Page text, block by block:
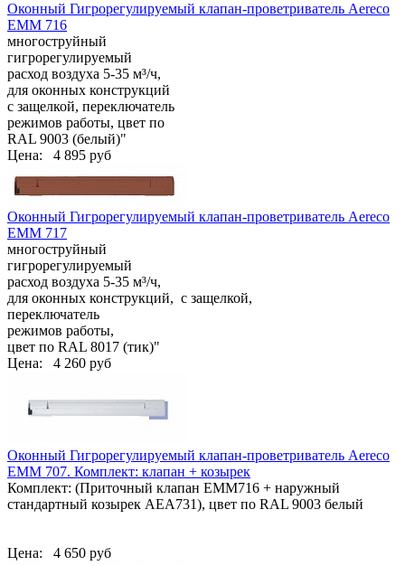
Оконный Гигрорегулируемый клапан-проветриватель Aereco
EMM 716
многоструйный
гигрорегулируемый
расход воздуха 5-35 м³/ч,
для оконных конструкций
с защелкой, переключатель
режимов работы, цвет по
RAL 9003 (белый)"
Цена: 4 895 руб
Оконный Гигрорегулируемый клапан-проветриватель Aereco
EMM 717
многоструйный
гигрорегулируемый
расход воздуха 5-35 м³/ч,
для оконных конструкций, с защелкой,
переключатель
режимов работы,
цвет по RAL 8017 (тик)"
Цена: 4 260 руб
Оконный Гигрорегулируемый клапан-проветриватель Aereco
EMM 707. Комплект: клапан + козырек
Комплект: (Приточный клапан ЕММ716 + наружный
стандартный козырек АЕА731), цвет по RAL 9003 белый
Цена: 4 650 руб